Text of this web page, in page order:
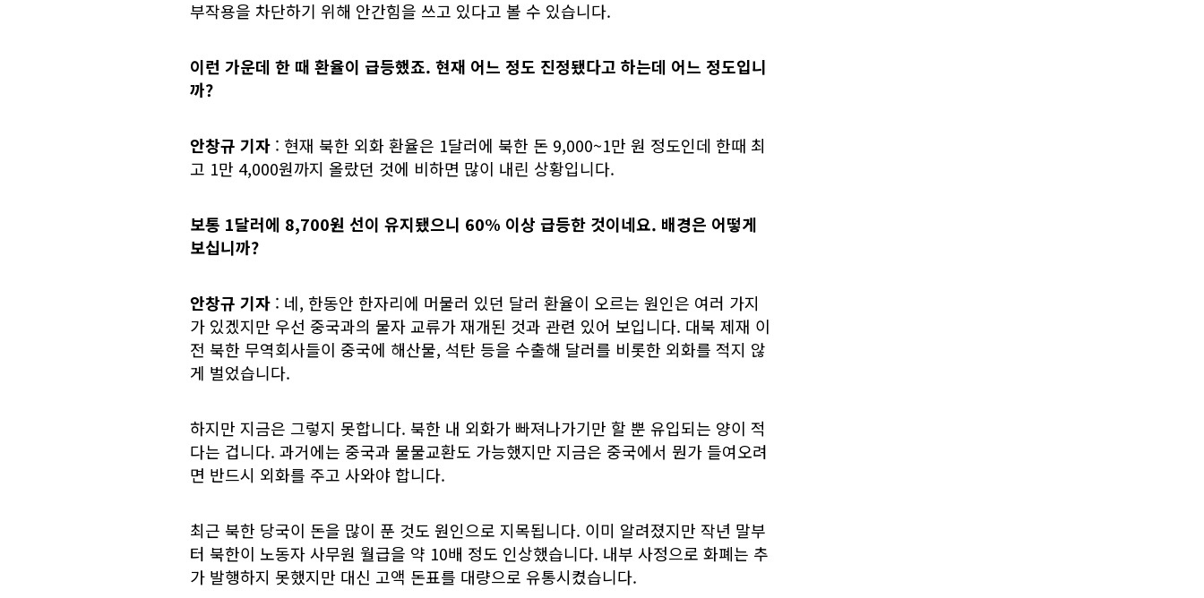
부작용을 차단하기 위해 안간힘을 쓰고 있다고 볼 수 있습니다.
이런 가운데 한 때 환율이 급등했죠. 현재 어느 정도 진정됐다고 하는데 어느 정도입니
까?
안창규 기자 : 현재 북한 외화 환율은 1달러에 북한 돈 9,000~1만 원 정도인데 한때 최
고 1만 4,000원까지 올랐던 것에 비하면 많이 내린 상황입니다.
보통 1달러에 8,700원 선이 유지됐으니 60% 이상 급등한 것이네요. 배경은 어떻게
보십니까?
안창규 기자 : 네, 한동안 한자리에 머물러 있던 달러 환율이 오르는 원인은 여러 가지
가 있겠지만 우선 중국과의 물자 교류가 재개된 것과 관련 있어 보입니다. 대북 제재 이
전 북한 무역회사들이 중국에 해산물, 석탄 등을 수출해 달러를 비롯한 외화를 적지 않
게 벌었습니다.
하지만 지금은 그렇지 못합니다. 북한 내 외화가 빠져나가기만 할 뿐 유입되는 양이 적
다는 겁니다. 과거에는 중국과 물물교환도 가능했지만 지금은 중국에서 뭔가 들여오려
면 반드시 외화를 주고 사와야 합니다.
최근 북한 당국이 돈을 많이 푼 것도 원인으로 지목됩니다. 이미 알려졌지만 작년 말부
터 북한이 노동자 사무원 월급을 약 10배 정도 인상했습니다. 내부 사정으로 화폐는 추
가 발행하지 못했지만 대신 고액 돈표를 대량으로 유통시켰습니다.